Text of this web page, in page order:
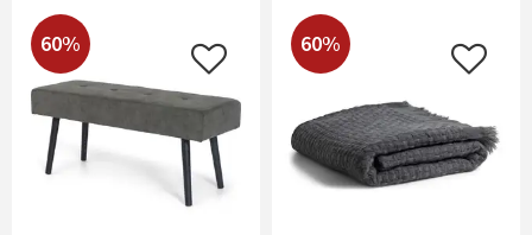
60% 60%